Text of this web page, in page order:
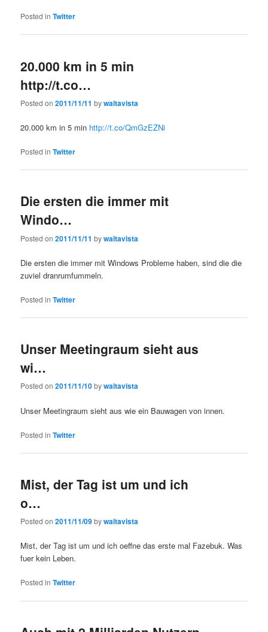
Posted in Twitter
20.000 km in 5 min
http://t.co…
Posted on2011/11/11 bywaltavista
20.000 km in 5 min http://t.co/QmGzEZNi
Posted in Twitter
Die ersten die immer mit
Windo…
Posted on2011/11/11 bywaltavista
Die ersten die immer mit Windows Probleme haben, sind die die
zuviel dranrumfummeln.
Posted in Twitter
Unser Meetingraum sieht aus
wi…
Posted on2011/11/10bywaltavista
Unser Meetingraum sieht aus wie ein Bauwagen von innen.
Posted in Twitter
Mist, der Tag ist um und ich
o…
Posted on2011/11/09bywaltavista
Mist, der Tag ist um und ich oeffne das erste mal Fazebuk. Was
fuer kein Leben.
Posted in Twitter